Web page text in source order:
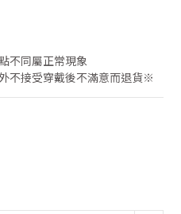
不同屬正常現象
不接受穿戴後不滿意而退貨※